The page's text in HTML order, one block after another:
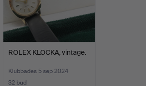
ROLEX KLOCKA, vintage.
Klubbades 5 sep 2024
32 bud